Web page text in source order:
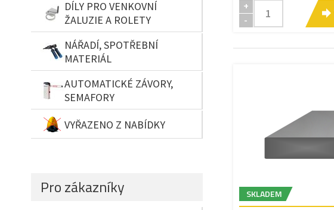
DÍLY PRO VENKOVNÍ
ŽALUZIE A ROLETY
NÁŘADÍ, SPOTŘEBNÍ
MATERIÁL
AUTOMATICKÉ ZÁVORY,
SEMAFORY
VYŘAZENO Z NABÍDKY
Pro zákazníky
+
-
SKLADEM